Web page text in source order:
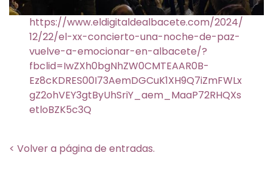
https://www.eldigitaldealbacete.com/2024/
12/22/el-xx-concierto-una-noche-de-paz-
vuelve-a-emocionar-en-albacete/?
fbclid=IwZXh0bgNhZW0CMTEAAR0B-
Ez8cKDRES00I73AemDGCuK1XH9Q7iZmFWLx
gZ2ohVEY3gtByUhSriY_aem_MaaP72RHQXs
etloBZK5c3Q
< Volver a página de entradas.